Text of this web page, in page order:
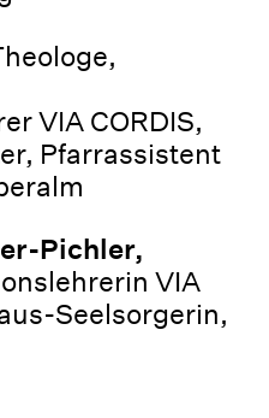
VIA CORDIS,
Pfarrassistent
Pichler,
VIA
Seelsorgerin,